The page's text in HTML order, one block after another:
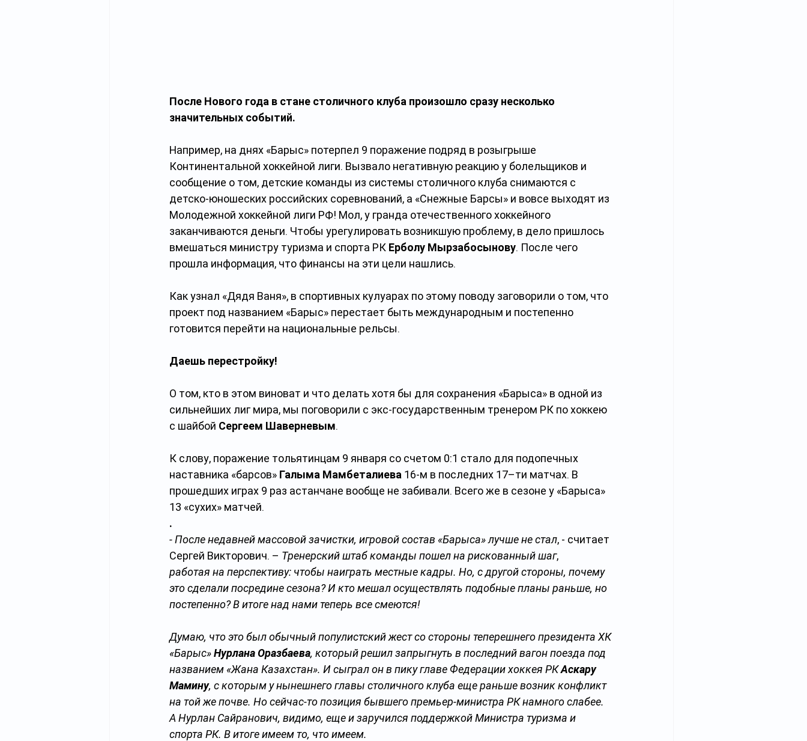
После Нового года в стане столичного клуба произошло сразу несколько
значительных событий.
Например, на днях «Барыс» потерпел 9 поражение подряд в розыгрыше
Континентальной хоккейной лиги. Вызвало негативную реакцию у болельщиков и
сообщение о том, детские команды из системы столичного клуба снимаются с
детско-юношеских российских соревнований, а «Снежные Барсы» и вовсе выходят из
Молодежной хоккейной лиги РФ! Мол, у гранда отечественного хоккейного
заканчиваются деньги. Чтобы урегулировать возникшую проблему, в дело пришлось
вмешаться министру туризма и спорта РК Ерболу Мырзабосынову. После чего
прошла информация, что финансы на эти цели нашлись.
Как узнал «Дядя Ваня», в спортивных кулуарах по этому поводу заговорили о том, что
проект под названием «Барыс» перестает быть международным и постепенно
готовится перейти на национальные рельсы.
Даешь перестройку!
О том, кто в этом виноват и что делать хотя бы для сохранения «Барыса» в одной из
сильнейших лиг мира, мы поговорили с экс-государственным тренером РК по хоккею
с шайбой Сергеем Шаверневым.
К слову, поражение тольятинцам 9 января со счетом 0:1 стало для подопечных
наставника «барсов» Галыма Мамбеталиева 16-м в последних 17–ти матчах. В
прошедших играх 9 раз астанчане вообще не забивали. Всего же в сезоне у «Барыса»
13 «сухих» матчей.
.
- После недавней массовой зачистки, игровой состав «Барыса» лучше не стал, - считает
Сергей Викторович. – Тренерский штаб команды пошел на рискованный шаг,
работая на перспективу: чтобы наиграть местные кадры. Но, с другой стороны, почему
это сделали посредине сезона? И кто мешал осуществлять подобные планы раньше, но
постепенно? В итоге над нами теперь все смеются!
Думаю, что это был обычный популистский жест со стороны теперешнего президента ХК
«Барыс» Нурлана Оразбаева, который решил запрыгнуть в последний вагон поезда под
названием «Жана Казахстан». И сыграл он в пику главе Федерации хоккея РК Аскару
Мамину, с которым у нынешнего главы столичного клуба еще раньше возник конфликт
на той же почве. Но сейчас-то позиция бывшего премьер-министра РК намного слабее.
А Нурлан Сайранович, видимо, еще и заручился поддержкой Министра туризма и
спорта РК. В итоге имеем то, что имеем.